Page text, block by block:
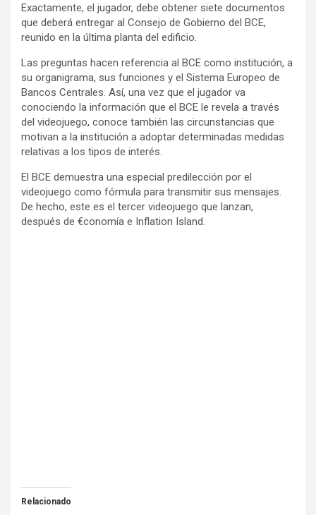
Exactamente, el jugador, debe obtener siete documentos
que deberá entregar al Consejo de Gobierno del BCE,
reunido en la última planta del edificio.
Las preguntas hacen referencia al BCE como institución, a
su organigrama, sus funciones y el Sistema Europeo de
Bancos Centrales. Así, una vez que el jugador va
conociendo la información que el BCE le revela a través
del videojuego, conoce también las circunstancias que
motivan a la institución a adoptar determinadas medidas
relativas a los tipos de interés.
El BCE demuestra una especial predilección por el
videojuego como fórmula para transmitir sus mensajes.
De hecho, este es el tercer videojuego que lanzan,
después de €conomía e Inflation Island.
Relacionado